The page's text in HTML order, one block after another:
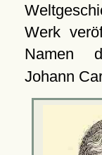
Werk
Namen
Johann